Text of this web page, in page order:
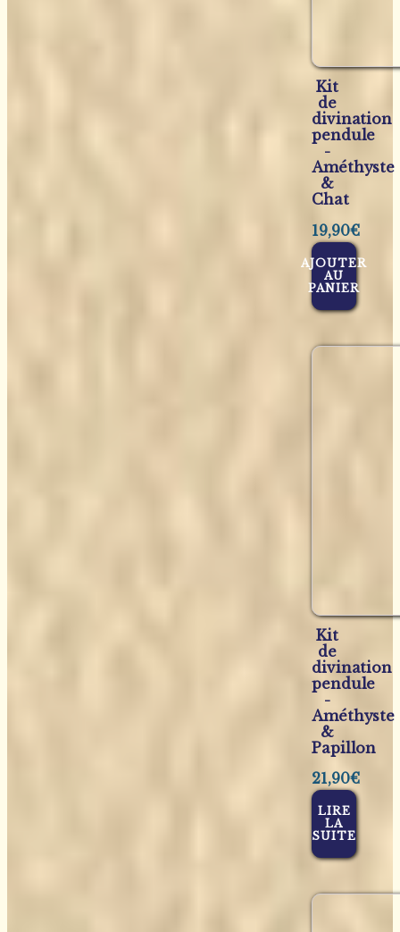
Kit
de
divination
pendule
-
Améthyste
&
Chat
19,90€
AJOUTER
AU
PANIER
Kit
de
divination
pendule
-
Améthyste
&
Papillon
21,90€
LIRE
LA
SUITE